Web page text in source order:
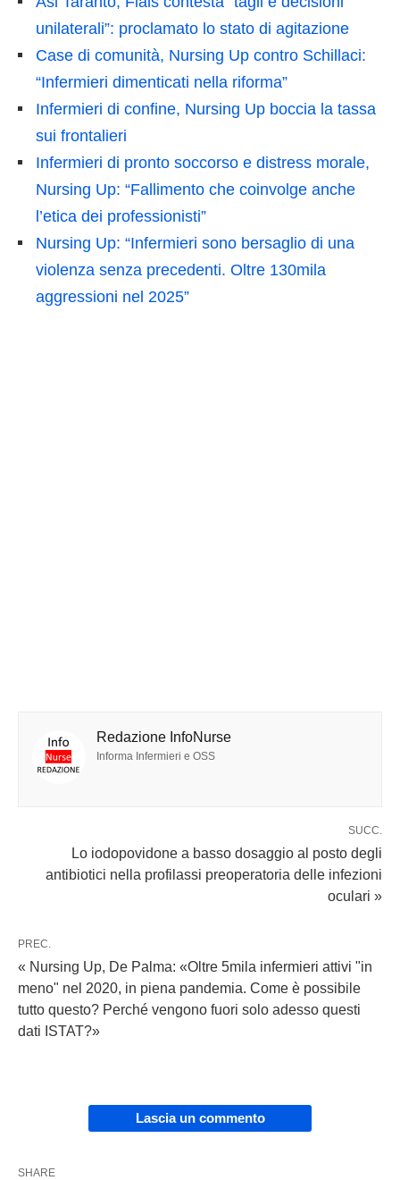
unilaterali”: proclamato lo stato di agitazione
Case di comunità, Nursing Up contro Schillaci:
“Infermieri dimenticati nella riforma”
Infermieri di confine, Nursing Up boccia la tassa
sui frontalieri
Infermieri di pronto soccorso e distress morale,
Nursing Up: “Fallimento che coinvolge anche
l’etica dei professionisti”
Nursing Up: “Infermieri sono bersaglio di una
violenza senza precedenti. Oltre 130mila
aggressioni nel 2025”
Redazione InfoNurse
Informa Infermieri e OSS
SUCC.
Lo iodopovidone a basso dosaggio al posto degli
antibiotici nella profilassi preoperatoria delle infezioni
oculari »
PREC.
« Nursing Up, De Palma: «Oltre 5mila infermieri attivi "in
meno" nel 2020, in piena pandemia. Come è possibile
tutto questo? Perché vengono fuori solo adesso questi
dati ISTAT?»
Lascia un commento
SHARE